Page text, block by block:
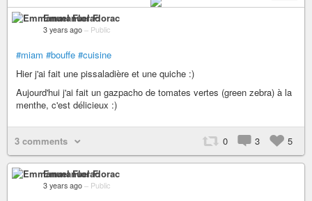
Emmanuel Florac
3 years ago – Public
#miam #bouffe #cuisine
Hier j'ai fait une pissaladière et une quiche :)
Aujourd'hui j'ai fait un gazpacho de tomates vertes (green zebra) à la
menthe, c'est délicieux :)
3 comments 0 3 5
Emmanuel Florac
3 years ago – Public